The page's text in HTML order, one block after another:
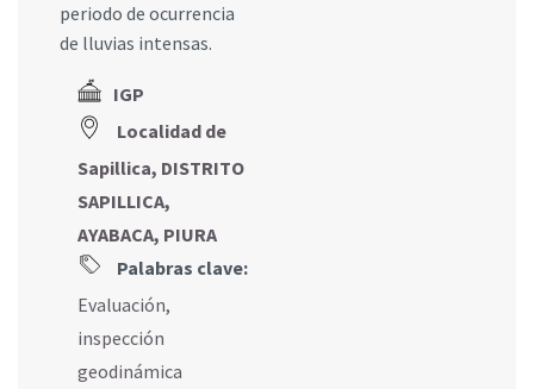
periodo de ocurrencia
de lluvias intensas.
IGP
Localidad de
Sapillica, DISTRITO
SAPILLICA,
AYABACA, PIURA
Palabras clave:
Evaluación,
inspección
geodinámica